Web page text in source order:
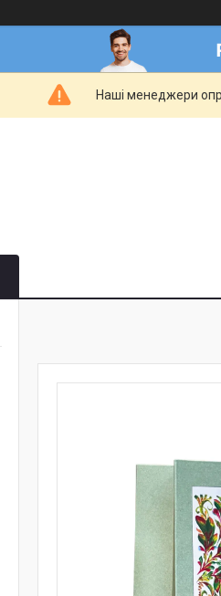
Наші менеджери